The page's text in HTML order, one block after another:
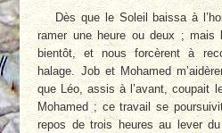
Dès que le Soleil baissa à
ramer une heure ou deux ; mais
bientôt, et nous forcèrent à
halage. Job et Mohamed
que Léo, assis à l’avant, coupait
Mohamed ; ce travail se
repos de trois heures au lever